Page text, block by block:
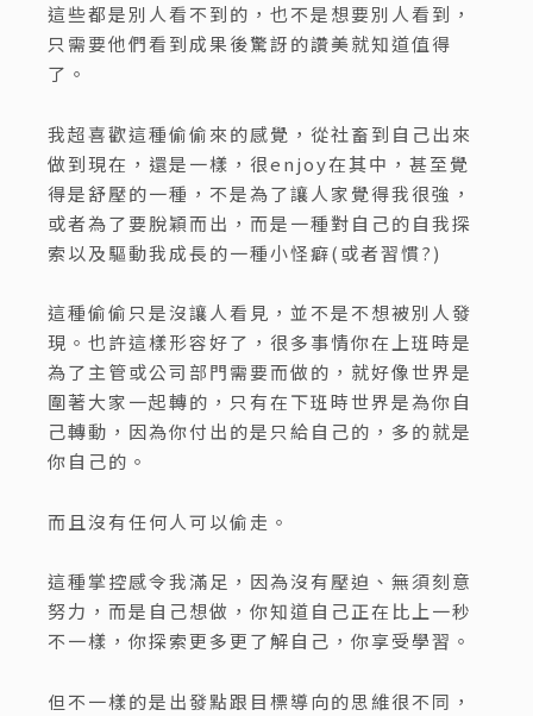
這些都是別人看不到的，也不是想要別人看到，
只需要他們看到成果後驚訝的讚美就知道值得
了。
我超喜歡這種偷偷來的感覺，從社畜到自己出來
做到現在，還是一樣，很enjoy在其中，甚至覺
得是舒壓的一種，不是為了讓人家覺得我很強，
或者為了要脫穎而出，而是一種對自己的自我探
索以及驅動我成長的一種小怪癖(或者習慣?)
這種偷偷只是沒讓人看見，並不是不想被別人發
現。也許這樣形容好了，很多事情你在上班時是
為了主管或公司部門需要而做的，就好像世界是
圍著大家一起轉的，只有在下班時世界是為你自
己轉動，因為你付出的是只給自己的，多的就是
你自己的。
而且沒有任何人可以偷走。
這種掌控感令我滿足，因為沒有壓迫、無須刻意
努力，而是自己想做，你知道自己正在比上一秒
不一樣，你探索更多更了解自己，你享受學習。
但不一樣的是出發點跟目標導向的思維很不同，